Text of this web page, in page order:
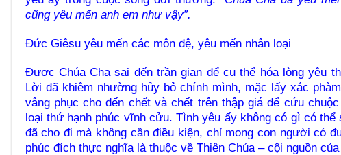
cũng yêu mến anh em như vậy”.
Đức Giêsu yêu mến các môn đệ, yêu mến nhân loại
Được Chúa Cha sai đến trần gian để cụ thể hóa lòng yêu
Lời đã khiêm nhường hủy bỏ chính mình, mặc lấy xác
vâng phục cho đến chết và chết trên thập giá để cứu
loại thứ hạnh phúc vĩnh cửu. Tình yêu ấy không có gì có
đã cho đi mà không cần điều kiện, chỉ mong con người có
phúc đích thực nghĩa là thuộc về Thiên Chúa – cội nguồn